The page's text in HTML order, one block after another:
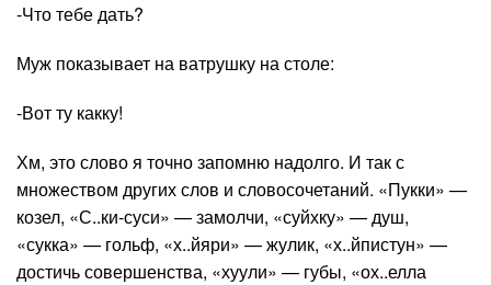
-Что тебе дать?
Муж показывает на ватрушку на столе:
-Вот ту какку!
Хм, это слово я точно запомню надолго. И так с
множеством других слов и словосочетаний. «Пукки» —
козел, «С..ки-суси» — замолчи, «суйхку» — душ,
«сукка» — гольф, «х..йяри» — жулик, «х..йпистун» —
достичь совершенства, «хуули» — губы, «ох..елла